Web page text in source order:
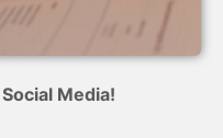
Media!